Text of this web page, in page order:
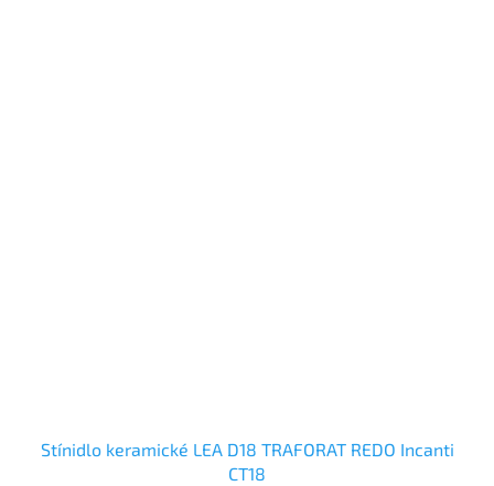
Stínidlo keramické LEA D18 TRAFORAT REDO Incanti
CT18